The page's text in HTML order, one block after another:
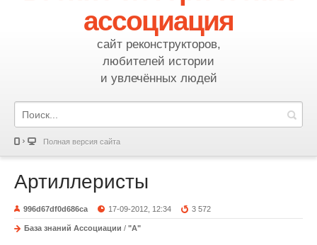
ассоциация
сайт реконструкторов,
любителей истории
и увлечённых людей
Полная версия сайта
Артиллеристы
996d67df0d686ca 17-09-2012, 12:34 3 572
База знаний Ассоциации / "А"